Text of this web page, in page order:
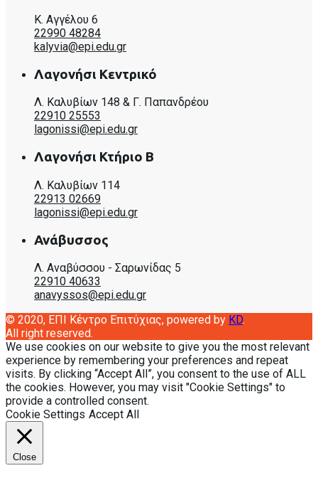
Κ. Αγγέλου 6
22990 48284
kalyvia@epi.edu.gr
Λαγονήσι Κεντρικό
Λ. Καλυβίων 148 & Γ. Παπανδρέου
22910 25553
lagonissi@epi.edu.gr
Λαγονήσι Κτήριο Β
Λ. Καλυβίων 114
22913 02669
lagonissi@epi.edu.gr
Ανάβυσσος
Λ. Αναβύσσου - Σαρωνίδας 5
22910 40633
anavyssos@epi.edu.gr
© 2020, EΠΙ Κέντρο Επιτύχιας, powered by KD.
All right reserved.
We use cookies on our website to give you the most relevant
experience by remembering your preferences and repeat
visits. By clicking “Accept All”, you consent to the use of ALL
the cookies. However, you may visit "Cookie Settings" to
provide a controlled consent.
Cookie Settings Accept All
Close